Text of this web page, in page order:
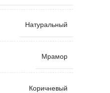
Натуральный
Мрамор
Коричневый